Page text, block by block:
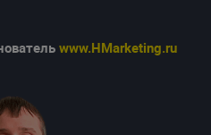
www.HMarketing.ru